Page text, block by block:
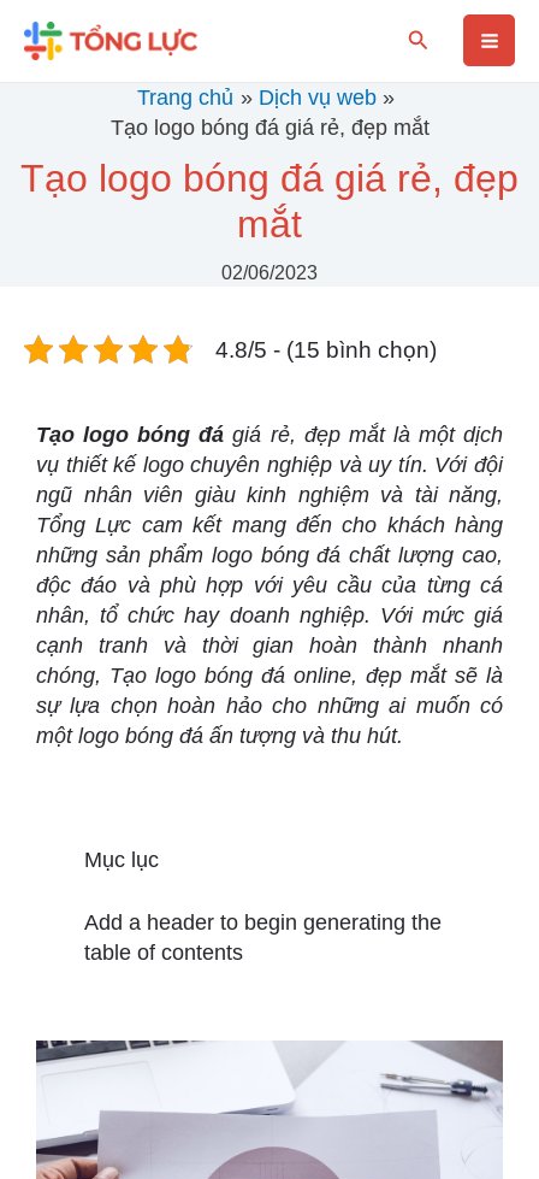
Tìm
Trang chủ
Dịch vụ web
Tạo logo bóng đá giá rẻ, đẹp mắt
Tạo logo bóng đá giá rẻ, đẹp
mắt
02/06/2023
4.8/5 - (15 bình chọn)
Tạo logo bóng đá giá rẻ, đẹp mắt là một dịch
vụ thiết kế logo chuyên nghiệp và uy tín. Với đội
ngũ nhân viên giàu kinh nghiệm và tài năng,
Tổng Lực cam kết mang đến cho khách hàng
những sản phẩm logo bóng đá chất lượng cao,
độc đáo và phù hợp với yêu cầu của từng cá
nhân, tổ chức hay doanh nghiệp. Với mức giá
cạnh tranh và thời gian hoàn thành nhanh
chóng, Tạo logo bóng đá online, đẹp mắt sẽ là
sự lựa chọn hoàn hảo cho những ai muốn có
một logo bóng đá ấn tượng và thu hút.
Mục lục
Add a header to begin generating the
table of contents